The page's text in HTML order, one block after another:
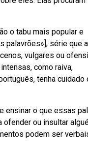
o tabu mais popular e
palavrões»], série que a
vulgares ou
como raiva,
tenha cuidado
ensinar o que essas
ou insultar
podem ser